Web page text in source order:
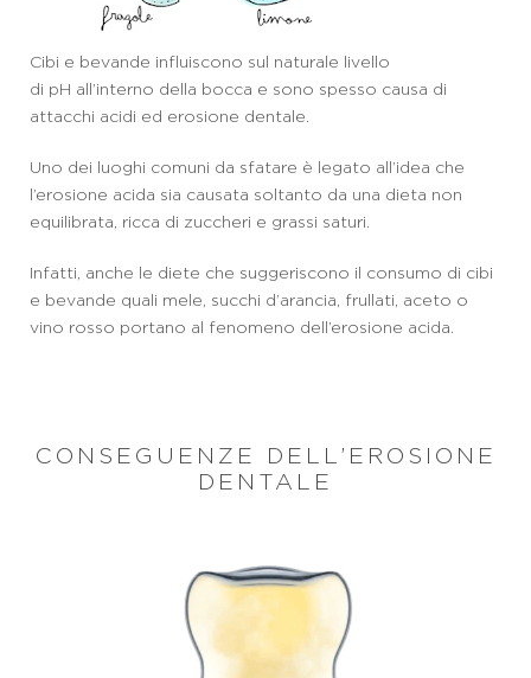
Cibi e bevande influiscono sul naturale livello
di pH all’interno della bocca e sono spesso causa di
attacchi acidi ed erosione dentale.
Uno dei luoghi comuni da sfatare è legato all’idea che
l’erosione acida sia causata soltanto da una dieta non
equilibrata, ricca di zuccheri e grassi saturi.
Infatti, anche le diete che suggeriscono il consumo di cibi
e bevande quali mele, succhi d’arancia, frullati, aceto o
vino rosso portano al fenomeno dell’erosione acida.
CONSEGUENZE DELL’EROSIONE
DENTALE